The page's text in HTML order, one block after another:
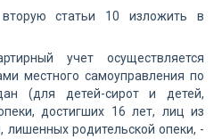
статьи 10 изложить в
учет осуществляется
местного самоуправления по
(для детей-сирот и детей,
достигших 16 лет, лиц из
лишенных родительской опеки, -